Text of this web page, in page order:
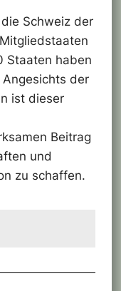
Schweiz der
Staaten haben
der
ist dieser
Beitrag
und
zu schaffen.